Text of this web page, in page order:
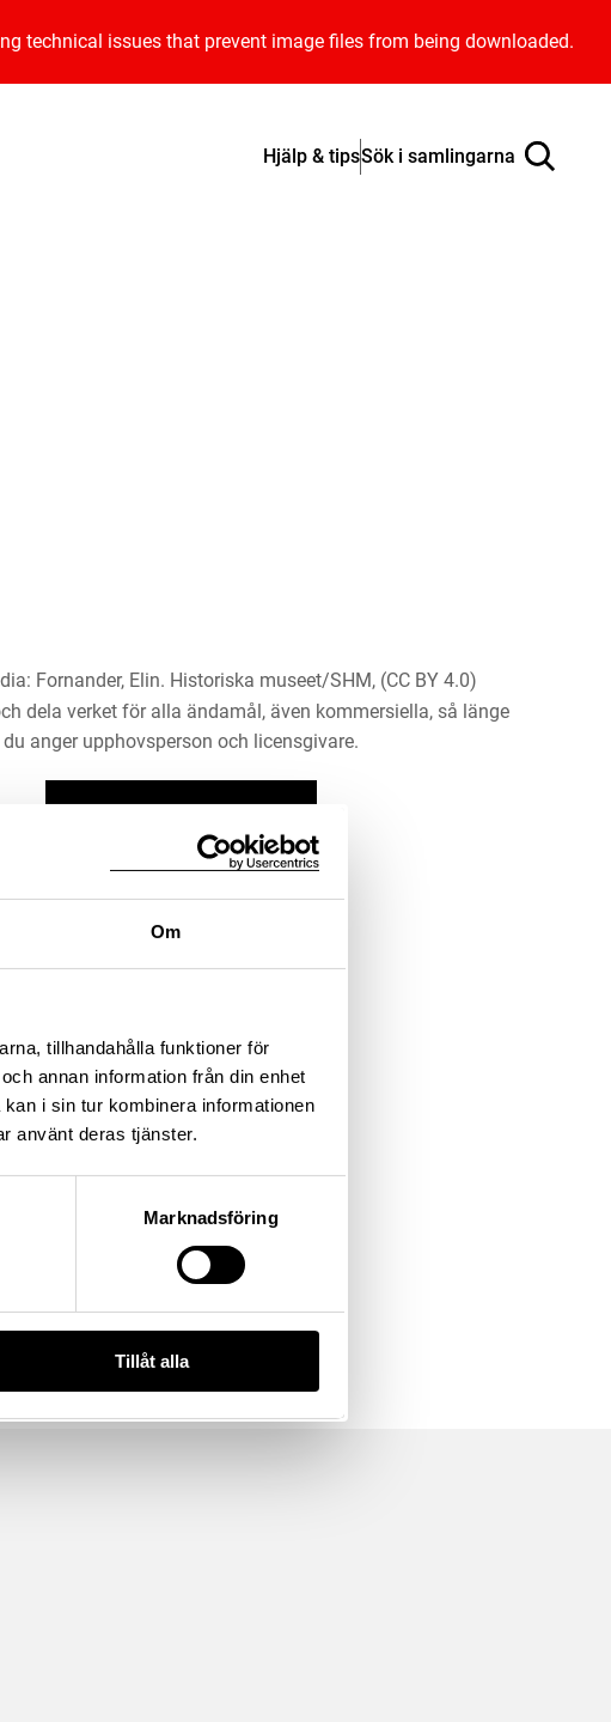
Om
tillhandahålla funktioner för
annan information från din enhet
i sin tur kombinera informationen
använt deras tjänster.
Marknadsföring
Tillåt alla
technical issues that prevent image files from being downloaded.
Hjälp & tipsSök i samlingarna
Fornander, Elin. Historiska museet/SHM, (CC BY 4.0)
dela verket för alla ändamål, även kommersiella, så länge
du anger upphovsperson och licensgivare.